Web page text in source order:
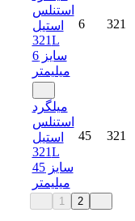
استنلس
استیل
321L
سایز 6
میلیمتر
6 321
میلگرد
استنلس
استیل
321L
سایز 45
میلیمتر
45 321
1 2